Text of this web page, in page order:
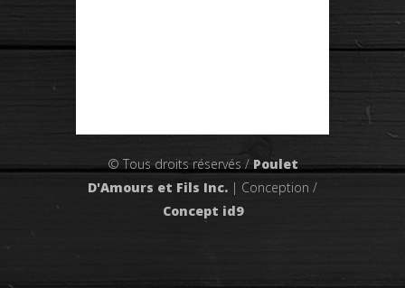
© Tous droits réservés / Poulet
D'Amours et Fils Inc. | Conception /
Concept id9